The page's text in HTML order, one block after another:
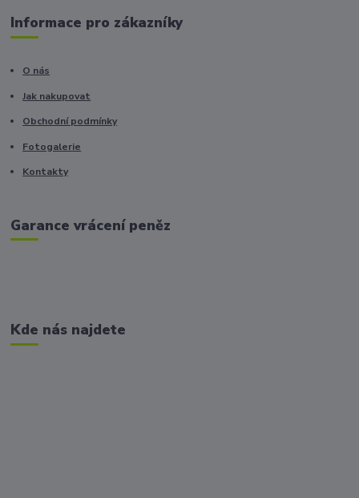
Informace pro zákazníky
O nás
Jak nakupovat
Obchodní podmínky
Fotogalerie
Kontakty
Garance vrácení peněz
Kde nás najdete